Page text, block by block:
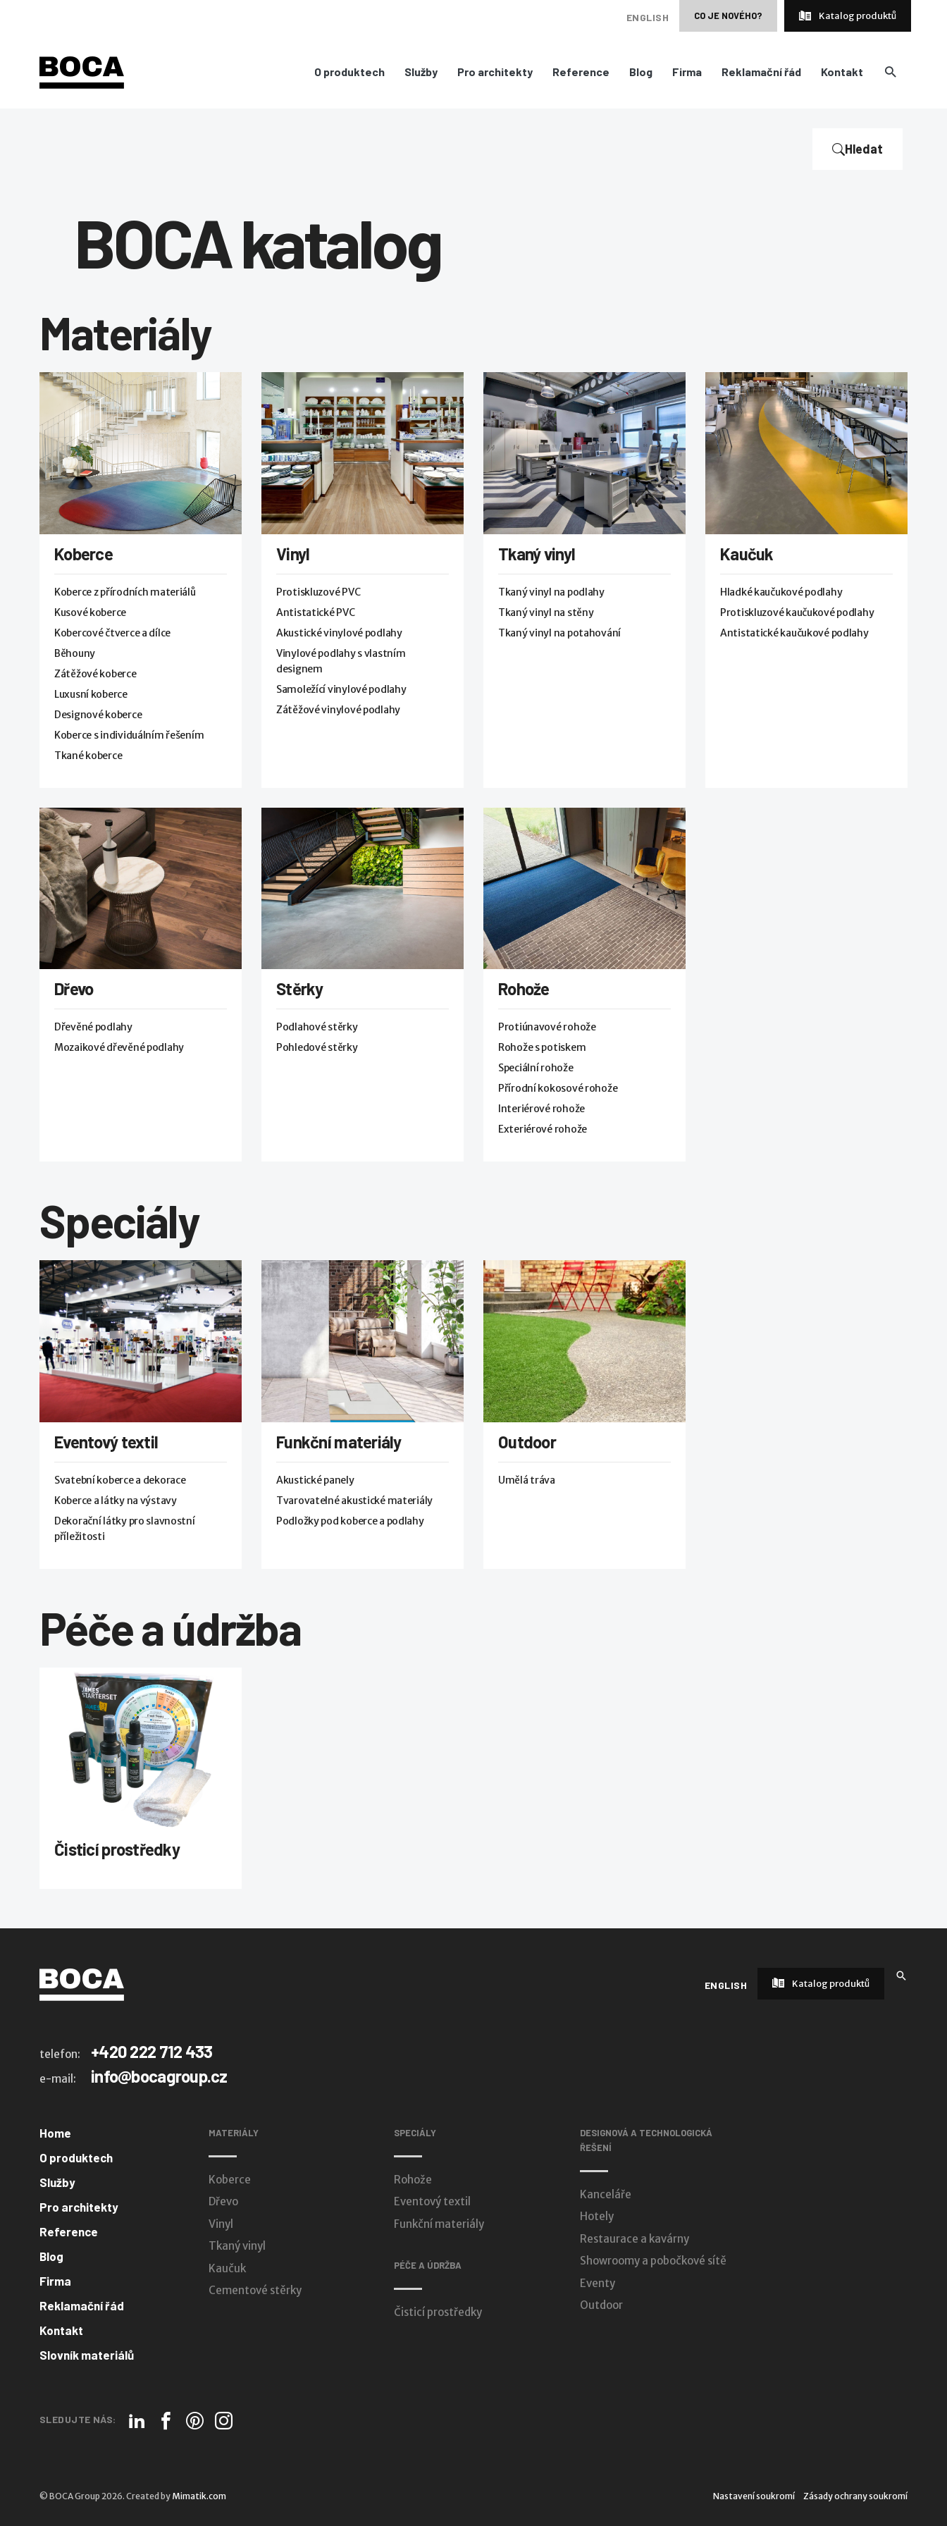
ENGLISH CO JE NOVÉHO? Katalog produktů
O produktech Služby Pro architekty Reference Blog Firma Reklamační řád Kontakt
Hledat
BOCA katalog
Materiály
Koberce
Koberce z přírodních materiálů
Kusové koberce
Kobercové čtverce a dílce
Běhouny
Zátěžové koberce
Luxusní koberce
Designové koberce
Koberce s individuálním řešením
Tkané koberce
Vinyl
Protiskluzové PVC
Antistatické PVC
Akustické vinylové podlahy
Vinylové podlahy s vlastním
designem
Samoležící vinylové podlahy
Zátěžové vinylové podlahy
Tkaný vinyl
Tkaný vinyl na podlahy
Tkaný vinyl na stěny
Tkaný vinyl na potahování
Kaučuk
Hladké kaučukové podlahy
Protiskluzové kaučukové podlahy
Antistatické kaučukové podlahy
Dřevo
Dřevěné podlahy
Mozaikové dřevěné podlahy
Stěrky
Podlahové stěrky
Pohledové stěrky
Rohože
Protiúnavové rohože
Rohože s potiskem
Speciální rohože
Přírodní kokosové rohože
Interiérové rohože
Exteriérové rohože
Speciály
Eventový textil
Svatební koberce a dekorace
Koberce a látky na výstavy
Dekorační látky pro slavnostní
příležitosti
Funkční materiály
Akustické panely
Tvarovatelné akustické materiály
Podložky pod koberce a podlahy
Outdoor
Umělá tráva
Péče a údržba
Čisticí prostředky
ENGLISH Katalog produktů
telefon: +420 222 712 433
e-mail: info@bocagroup.cz
Home
O produktech
Služby
Pro architekty
Reference
Blog
Firma
Reklamační řád
Kontakt
Slovník materiálů
MATERIÁLY
Koberce
Dřevo
Vinyl
Tkaný vinyl
Kaučuk
Cementové stěrky
SPECIÁLY
Rohože
Eventový textil
Funkční materiály
PÉČE A ÚDRŽBA
Čisticí prostředky
DESIGNOVÁ A TECHNOLOGICKÁ
ŘEŠENÍ
Kanceláře
Hotely
Restaurace a kavárny
Showroomy a pobočkové sítě
Eventy
Outdoor
SLEDUJTE NÁS:
© BOCA Group 2026. Created by Mimatik.com Nastavení soukromí Zásady ochrany soukromí